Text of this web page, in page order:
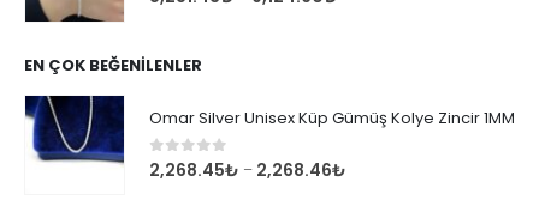
EN ÇOK BEĞENILENLER
Omar Silver Unisex Küp Gümüş Kolye Zincir 1MM
0 out of 5
2,268.45₺ – 2,268.46₺